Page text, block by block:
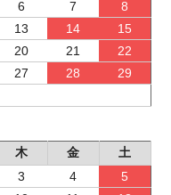
6 7
8
13 14
15
20 21
22
27 28
29
木 金
土
3 4
5